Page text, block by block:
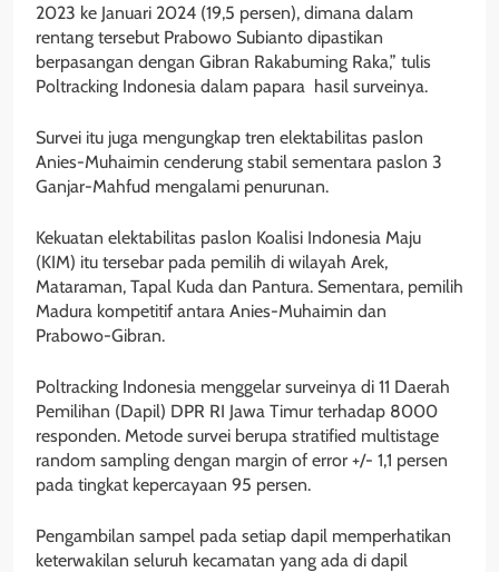
2023 ke Januari 2024 (19,5 persen), dimana dalam
rentang tersebut Prabowo Subianto dipastikan
berpasangan dengan Gibran Rakabuming Raka,” tulis
Poltracking Indonesia dalam papara hasil surveinya.
Survei itu juga mengungkap tren elektabilitas paslon
Anies-Muhaimin cenderung stabil sementara paslon 3
Ganjar-Mahfud mengalami penurunan.
Kekuatan elektabilitas paslon Koalisi Indonesia Maju
(KIM) itu tersebar pada pemilih di wilayah Arek,
Mataraman, Tapal Kuda dan Pantura. Sementara, pemilih
Madura kompetitif antara Anies-Muhaimin dan
Prabowo-Gibran.
Poltracking Indonesia menggelar surveinya di 11 Daerah
Pemilihan (Dapil) DPR RI Jawa Timur terhadap 8000
responden. Metode survei berupa stratified multistage
random sampling dengan margin of error +/- 1,1 persen
pada tingkat kepercayaan 95 persen.
Pengambilan sampel pada setiap dapil memperhatikan
keterwakilan seluruh kecamatan yang ada di dapil